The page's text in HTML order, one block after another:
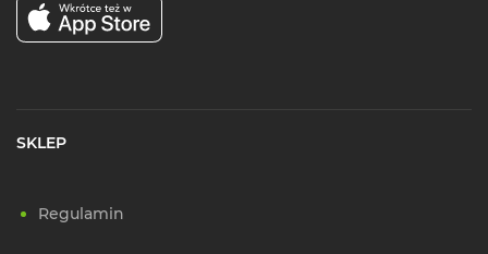
SKLEP
Regulamin